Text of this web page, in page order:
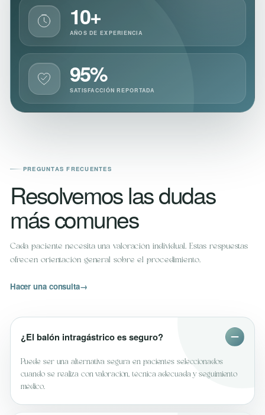
10+
AÑOS DE EXPERIENCIA
95%
SATISFACCIÓN REPORTADA
PREGUNTAS FRECUENTES
Resolvemos las dudas
más comunes
Cada paciente necesita una valoración individual. Estas respuestas
ofrecen orientación general sobre el procedimiento.
Hacer una consulta→
¿El balón intragástrico es seguro?
Puede ser una alternativa segura en pacientes seleccionados
cuando se realiza con valoración, técnica adecuada y seguimiento
médico.